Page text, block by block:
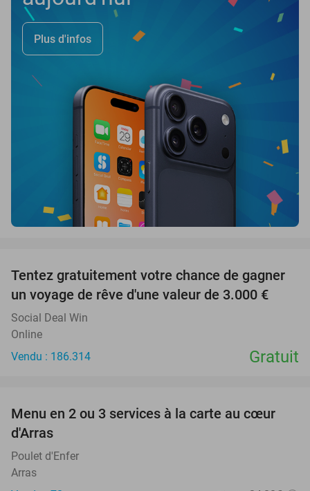
Plus d'infos
Tentez gratuitement votre chance de gagner
un voyage de rêve d'une valeur de 3.000 €
Social Deal Win
Online
Vendu : 186.314
Gratuit
32%
Menu en 2 ou 3 services à la carte au cœur
d'Arras
Poulet d'Enfer
Arras